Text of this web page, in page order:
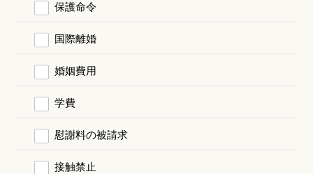
保護命令
国際離婚
婚姻費用
学費
慰謝料の被請求
接触禁止